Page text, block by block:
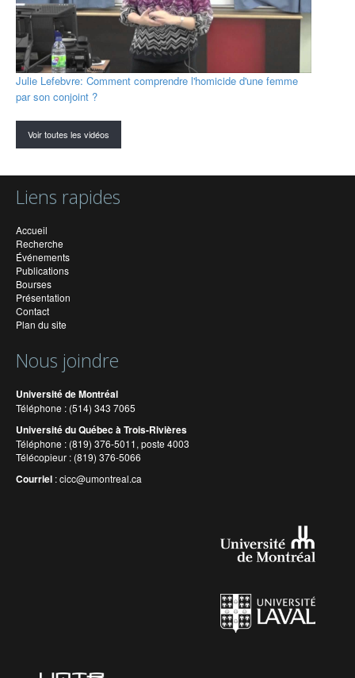
Julie Lefebvre: Comment comprendre l'homicide d'une femme
par son conjoint ?
Voir toutes les vidéos
Liens rapides
Accueil
Recherche
Événements
Publications
Bourses
Présentation
Contact
Plan du site
Nous joindre
Université de Montréal
Téléphone : (514) 343 7065
Université du Québec à Trois-Rivières
Téléphone : (819) 376-5011, poste 4003
Télécopieur : (819) 376-5066
Courriel :cicc@umontreal.ca